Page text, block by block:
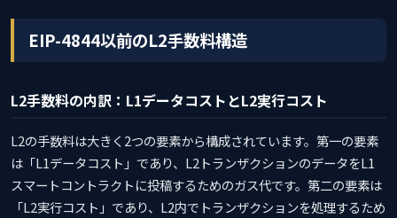
EIP-4844以前のL2手数料構造
L2手数料の内訳：L1データコストとL2実行コスト
L2の手数料は大きく2つの要素から構成されています。第一の要素
は「L1データコスト」であり、L2トランザクションのデータをL1
スマートコントラクトに投稿するためのガス代です。第二の要素は
「L2実行コスト」であり、L2内でトランザクションを処理するため